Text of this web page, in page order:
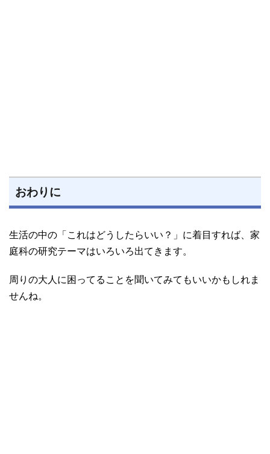
おわりに
生活の中の「これはどうしたらいい？」に着目すれば、家
庭科の研究テーマはいろいろ出てきます。
周りの大人に困ってることを聞いてみてもいいかもしれま
せんね。